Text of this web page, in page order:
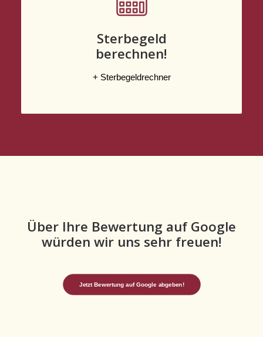
Sterbegeld
berechnen!
+ Sterbegeldrechner
Über Ihre Bewertung auf Google
würden wir uns sehr freuen!
Jetzt Bewertung auf Google abgeben!